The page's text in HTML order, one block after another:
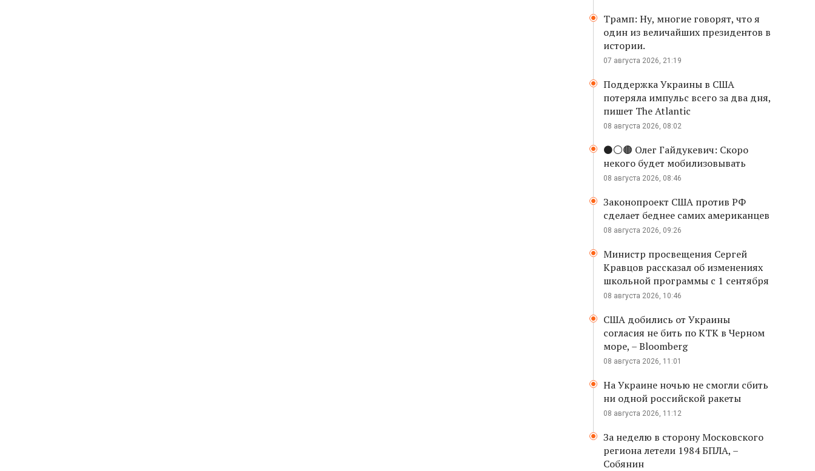
Трамп: Ну, многие говорят, что я
один из величайших президентов в
истории.
07 августа 2026, 21:19
Поддержка Украины в США
потеряла импульс всего за два дня,
пишет The Atlantic
08 августа 2026, 08:02
⚫️⚪️🟤 Олег Гайдукевич: Скоро
некого будет мобилизовывать
08 августа 2026, 08:46
Законопроект США против РФ
сделает беднее самих американцев
08 августа 2026, 09:26
Министр просвещения Сергей
Кравцов рассказал об изменениях
школьной программы с 1 сентября
08 августа 2026, 10:46
США добились от Украины
согласия не бить по КТК в Черном
море, – Bloomberg
08 августа 2026, 11:01
На Украине ночью не смогли сбить
ни одной российской ракеты
08 августа 2026, 11:12
За неделю в сторону Московского
региона летели 1984 БПЛА, –
Собянин